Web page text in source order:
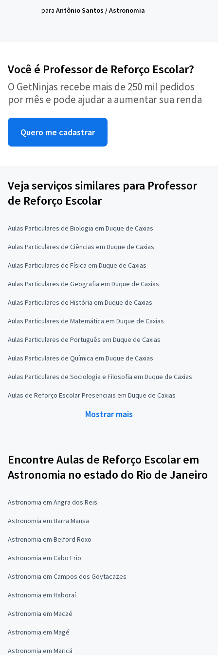
para Antônio Santos /Astronomia
Você é Professor de Reforço Escolar?
O GetNinjas recebe mais de 250 mil pedidos
por mês e pode ajudar a aumentar sua renda
Quero me cadastrar
Veja serviços similares para Professor
de Reforço Escolar
Aulas Particulares de Biologia em Duque de Caxias
Aulas Particulares de Ciências em Duque de Caxias
Aulas Particulares de Física em Duque de Caxias
Aulas Particulares de Geografia em Duque de Caxias
Aulas Particulares de História em Duque de Caxias
Aulas Particulares de Matemática em Duque de Caxias
Aulas Particulares de Português em Duque de Caxias
Aulas Particulares de Química em Duque de Caxias
Aulas Particulares de Sociologia e Filosofia em Duque de Caxias
Aulas de Reforço Escolar Presenciais em Duque de Caxias
Mostrar mais
Encontre Aulas de Reforço Escolar em
Astronomia no estado do Rio de Janeiro
Astronomia em Angra dos Reis
Astronomia em Barra Mansa
Astronomia em Belford Roxo
Astronomia em Cabo Frio
Astronomia em Campos dos Goytacazes
Astronomia em Itaboraí
Astronomia em Macaé
Astronomia em Magé
Astronomia em Maricá